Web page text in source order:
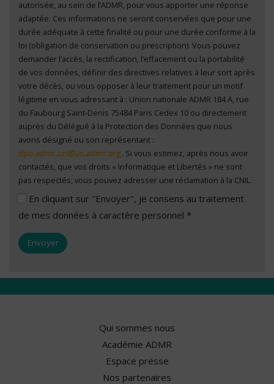
autorisée, au sein de l’ADMR, pour vous apporter une réponse
adaptée. Ces informations ne seront conservées que pour une
durée adéquate à cette finalité ou pour une durée conforme à la
loi (obligation de conservation ou prescription). Vous pouvez
demander l’accès, la rectification, l’effacement ou la portabilité
de vos données, définir des directives relatives à leur sort après
votre décès, ou vous opposer à leur traitement pour un motif
légitime en vous adressant à : Union nationale ADMR 184 A, rue
du Faubourg Saint-Denis 75484 Paris Cedex 10 ou directement
auprès du Délégué à la Protection des Données que nous
avons désigné ou son représentant :
. Si vous estimez, après nous avoir
contactés, que vos droits « Informatique et Libertés » ne sont
pas respectés, vous pouvez adresser une réclamation à la CNIL.
En cliquant sur "Envoyer", je consens au traitement
de mes données à caractère personnel *
Qui sommes nous
Académie ADMR
Espace presse
Nos partenaires